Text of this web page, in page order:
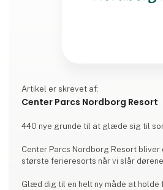
Artikel er skrevet af:
Center Parcs Nordborg Resort
Center Parcs Nordborg Resort bliver
største ferieresorts når vi slår
Glæd dig til en helt ny måde at holde